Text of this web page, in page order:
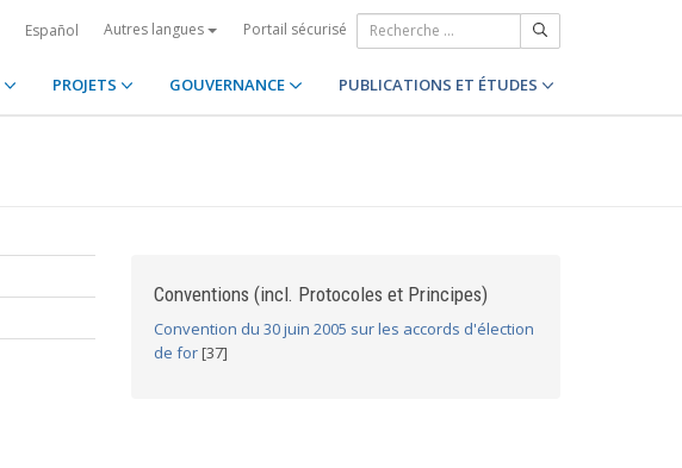
Español Autres langues Portail sécurisé
PROJETS GOUVERNANCE PUBLICATIONS ET ÉTUDES
Conventions (incl. Protocoles et Principes)
Convention du 30 juin 2005 sur les accords d'élection
de for[37]